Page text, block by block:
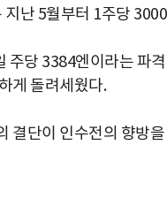
지난 5월부터 1주당
주당 3384엔이라는 파
게 돌려세웠다.
결단이 인수전의 향방